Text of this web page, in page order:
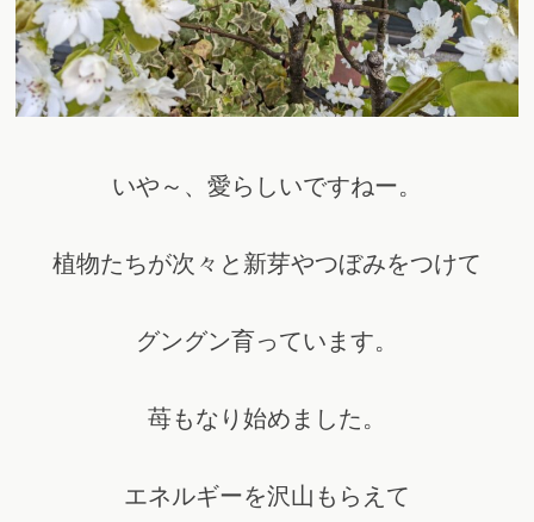
いや～、愛らしいですねー。
植物たちが次々と新芽やつぼみをつけて
グングン育っています。
苺もなり始めました。
エネルギーを沢山もらえて